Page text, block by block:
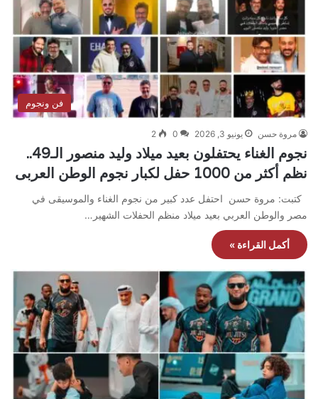
فن ونجوم
مروة حسن يونيو 3, 2026 0
2
نجوم الغناء يحتفلون بعيد ميلاد وليد منصور الـ49..
نظم أكثر من 1000 حفل لكبار نجوم الوطن العربى
كتبت: مروة حسن احتفل عدد كبير من نجوم الغناء والموسيقى في
مصر والوطن العربي بعيد ميلاد منظم الحفلات الشهير…
أكمل القراءة »